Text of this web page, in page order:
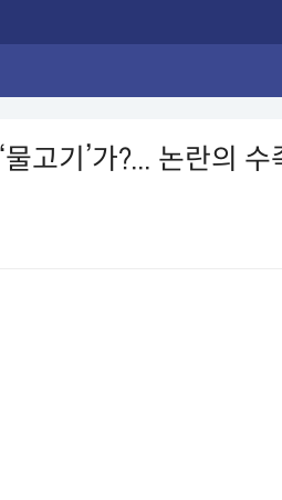
고기’가?... 논란의 수